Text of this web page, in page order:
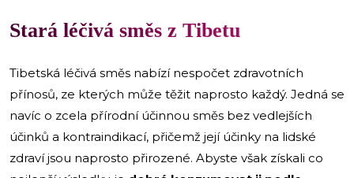
Stará léčivá směs z Tibetu
Tibetská léčivá směs nabízí nespočet zdravotních
přínosů, ze kterých může těžit naprosto každý. Jedná se
navíc o zcela přírodní účinnou směs bez vedlejších
účinků a kontraindikací, přičemž její účinky na lidské
zdraví jsou naprosto přirozené. Abyste však získali co